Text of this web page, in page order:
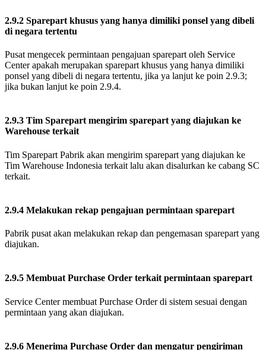
2.9.2 Sparepart khusus yang hanya dimiliki ponsel yang dibeli
di negara tertentu
Pusat mengecek permintaan pengajuan sparepart oleh Service
Center apakah merupakan sparepart khusus yang hanya dimiliki
ponsel yang dibeli di negara tertentu, jika ya lanjut ke poin 2.9.3;
jika bukan lanjut ke poin 2.9.4.
2.9.3 Tim Sparepart mengirim sparepart yang diajukan ke
Warehouse terkait
Tim Sparepart Pabrik akan mengirim sparepart yang diajukan ke
Tim Warehouse Indonesia terkait lalu akan disalurkan ke cabang SC
terkait.
2.9.4 Melakukan rekap pengajuan permintaan sparepart
Pabrik pusat akan melakukan rekap dan pengemasan sparepart yang
diajukan.
2.9.5 Membuat Purchase Order terkait permintaan sparepart
Service Center membuat Purchase Order di sistem sesuai dengan
permintaan yang akan diajukan.
2.9.6 Menerima Purchase Order dan mengatur pengiriman